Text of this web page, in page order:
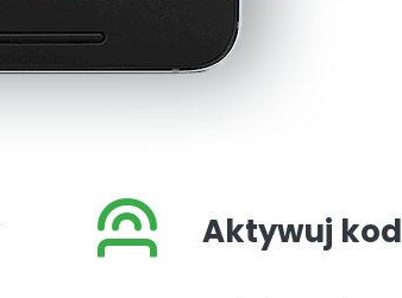
Aktywuj kod